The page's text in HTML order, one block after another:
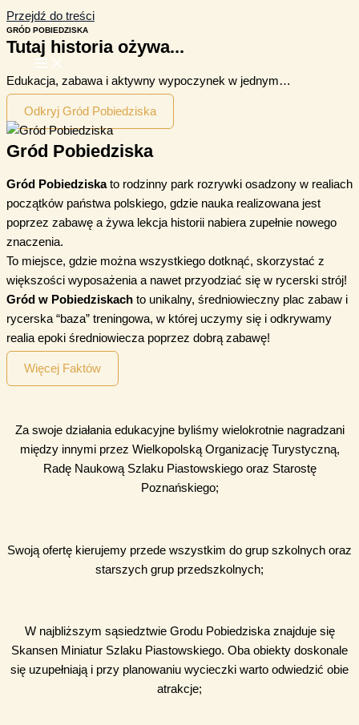
Przejdź do treści
GRÓD POBIEDZISKA
Tutaj historia ożywa...
Edukacja, zabawa i aktywny wypoczynek w jednym…
Odkryj Gród Pobiedziska
Gród Pobiedziska
Gród Pobiedziskato rodzinny park rozrywki osadzony w realiach
początków państwa polskiego, gdzie nauka realizowana jest
poprzez zabawę a żywa lekcja historii nabiera zupełnie nowego
znaczenia.
To miejsce, gdzie można wszystkiego dotknąć, skorzystać z
większości wyposażenia a nawet przyodziać się w rycerski strój!
Gród w Pobiedziskach to unikalny, średniowieczny plac zabaw i
rycerska “baza” treningowa, w której uczymy się i odkrywamy
realia epoki średniowiecza poprzez dobrą zabawę!
Więcej Faktów
Za swoje działania edukacyjne byliśmy wielokrotnie nagradzani
między innymi przez Wielkopolską Organizację Turystyczną,
Radę Naukową Szlaku Piastowskiego oraz Starostę
Poznańskiego;
Swoją ofertę kierujemy przede wszystkim do grup szkolnych oraz
starszych grup przedszkolnych;
W najbliższym sąsiedztwie Grodu Pobiedziska znajduje się
Skansen Miniatur Szlaku Piastowskiego. Oba obiekty doskonale
się uzupełniają i przy planowaniu wycieczki warto odwiedzić obie
atrakcje;